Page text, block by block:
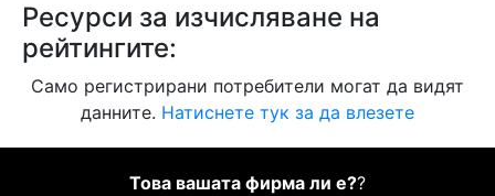
Ресурси за изчисляване на
рейтингите:
Само регистрирани потребители могат да видят
данните. Натиснете тук за да влезете
Това вашата фирма ли е??